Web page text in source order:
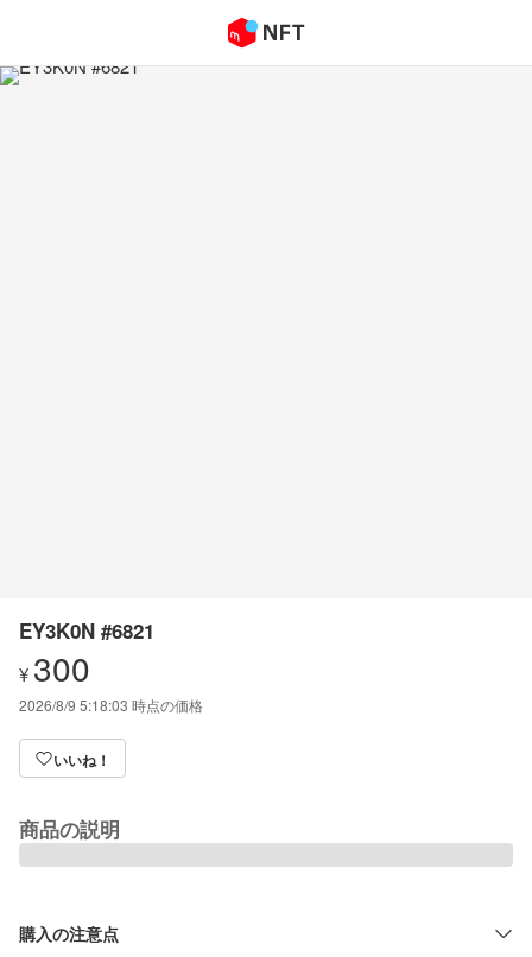
EY3K0N #6821
¥ 300
2026/8/9 5:18:03 時点の価格
いいね！
商品の説明
購入の注意点